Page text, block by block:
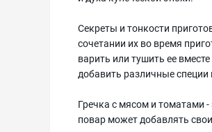
Секреты и тонкости
сочетании их во время
варить или тушить ее
добавить различные специи
Гречка с мясом и томатами
повар может добавлять